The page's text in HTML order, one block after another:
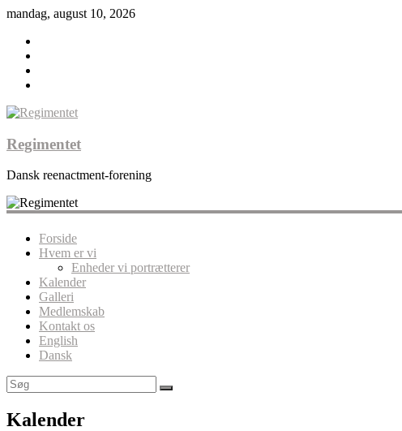
mandag, august 10, 2026
Regimentet
Dansk reenactment-forening
Forside
Hvem er vi
Enheder vi portrætterer
Kalender
Galleri
Medlemskab
Kontakt os
English
Dansk
Kalender